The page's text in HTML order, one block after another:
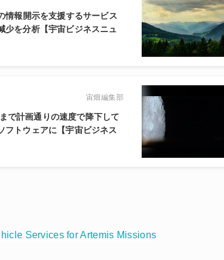
情報開示を支援するサービス
少を分析【宇宙ビジネスニュ
宙畑編集部
で計画通りの速度で降下して
フトウェアに【宇宙ビジネス
Services for Artemis Missions